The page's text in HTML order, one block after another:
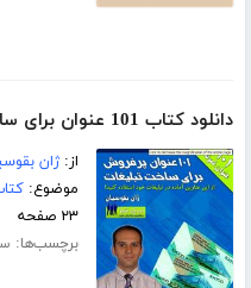
دانلود کتاب 101 عنوان برای ساخت تبلیغات پرفروش
از:ژان
موضوع:
۲۳ صفحه
برچسب‌ها: